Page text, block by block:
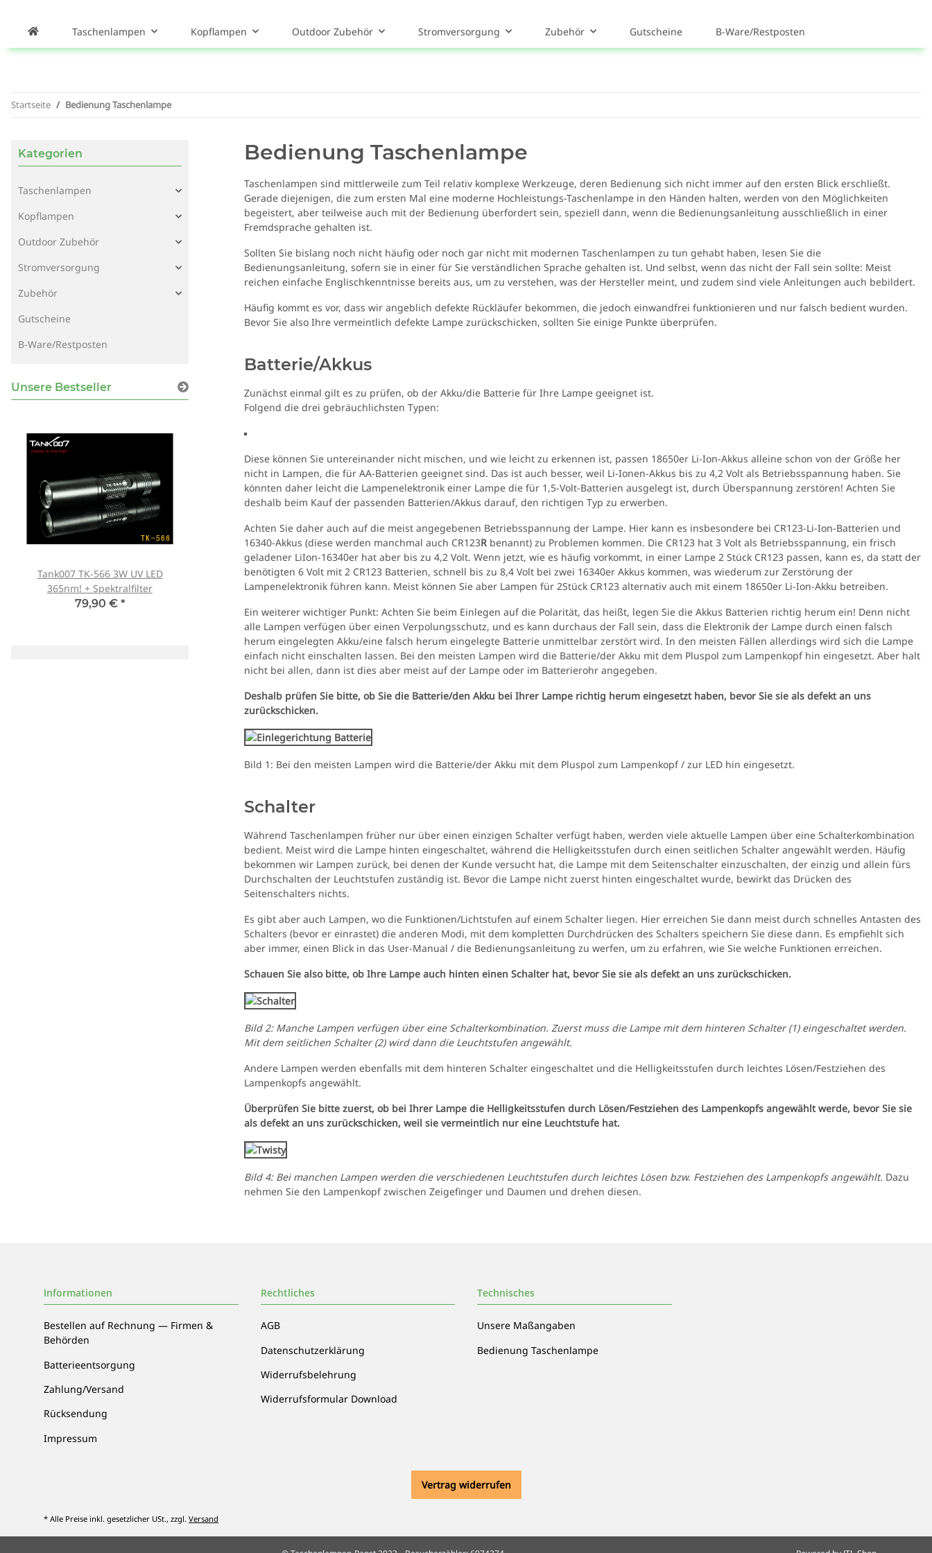
Taschenlampen Kopflampen Outdoor Zubehör Stromversorgung Zubehör Gutscheine B-Ware/Restposten
Startseite Bedienung Taschenlampe
Bedienung Taschenlampe
Taschenlampen sind mittlerweile zum Teil relativ komplexe Werkzeuge, deren Bedienung sich nicht immer auf den ersten Blick erschließt.
Gerade diejenigen, die zum ersten Mal eine moderne Hochleistungs-Taschenlampe in den Händen halten, werden von den Möglichkeiten
begeistert, aber teilweise auch mit der Bedienung überfordert sein, speziell dann, wenn die Bedienungsanleitung ausschließlich in einer
Fremdsprache gehalten ist.
Sollten Sie bislang noch nicht häufig oder noch gar nicht mit modernen Taschenlampen zu tun gehabt haben, lesen Sie die
Bedienungsanleitung, sofern sie in einer für Sie verständlichen Sprache gehalten ist. Und selbst, wenn das nicht der Fall sein sollte: Meist
reichen einfache Englischkenntnisse bereits aus, um zu verstehen, was der Hersteller meint, und zudem sind viele Anleitungen auch bebildert.
Häufig kommt es vor, dass wir angeblich defekte Rückläufer bekommen, die jedoch einwandfrei funktionieren und nur falsch bedient wurden.
Bevor Sie also Ihre vermeintlich defekte Lampe zurückschicken, sollten Sie einige Punkte überprüfen.
Batterie/Akkus
Zunächst einmal gilt es zu prüfen, ob der Akku/die Batterie für Ihre Lampe geeignet ist.
Folgend die drei gebräuchlichsten Typen:
Diese können Sie untereinander nicht mischen, und wie leicht zu erkennen ist, passen 18650er Li-Ion-Akkus alleine schon von der Größe her
nicht in Lampen, die für AA-Batterien geeignet sind. Das ist auch besser, weil Li-Ionen-Akkus bis zu 4,2 Volt als Betriebsspannung haben. Sie
könnten daher leicht die Lampenelektronik einer Lampe die für 1,5-Volt-Batterien ausgelegt ist, durch Überspannung zerstören! Achten Sie
deshalb beim Kauf der passenden Batterien/Akkus darauf, den richtigen Typ zu erwerben.
Achten Sie daher auch auf die meist angegebenen Betriebsspannung der Lampe. Hier kann es insbesondere bei CR123-Li-Ion-Batterien und
16340-Akkus (diese werden manchmal auch CR123R benannt) zu Problemen kommen. Die CR123 hat 3 Volt als Betriebsspannung, ein frisch
geladener LiIon-16340er hat aber bis zu 4,2 Volt. Wenn jetzt, wie es häufig vorkommt, in einer Lampe 2 Stück CR123 passen, kann es, da statt der
benötigten 6 Volt mit 2 CR123 Batterien, schnell bis zu 8,4 Volt bei zwei 16340er Akkus kommen, was wiederum zur Zerstörung der
Lampenelektronik führen kann. Meist können Sie aber Lampen für 2Stück CR123 alternativ auch mit einem 18650er Li-Ion-Akku betreiben.
Ein weiterer wichtiger Punkt: Achten Sie beim Einlegen auf die Polarität, das heißt, legen Sie die Akkus Batterien richtig herum ein! Denn nicht
alle Lampen verfügen über einen Verpolungsschutz, und es kann durchaus der Fall sein, dass die Elektronik der Lampe durch einen falsch
herum eingelegten Akku/eine falsch herum eingelegte Batterie unmittelbar zerstört wird. In den meisten Fällen allerdings wird sich die Lampe
einfach nicht einschalten lassen. Bei den meisten Lampen wird die Batterie/der Akku mit dem Pluspol zum Lampenkopf hin eingesetzt. Aber halt
nicht bei allen, dann ist dies aber meist auf der Lampe oder im Batterierohr angegeben.
Deshalb prüfen Sie bitte, ob Sie die Batterie/den Akku bei Ihrer Lampe richtig herum eingesetzt haben, bevor Sie sie als defekt an uns
zurückschicken.
Bild 1: Bei den meisten Lampen wird die Batterie/der Akku mit dem Pluspol zum Lampenkopf / zur LED hin eingesetzt.
Schalter
Während Taschenlampen früher nur über einen einzigen Schalter verfügt haben, werden viele aktuelle Lampen über eine Schalterkombination
bedient. Meist wird die Lampe hinten eingeschaltet, während die Helligkeitsstufen durch einen seitlichen Schalter angewählt werden. Häufig
bekommen wir Lampen zurück, bei denen der Kunde versucht hat, die Lampe mit dem Seitenschalter einzuschalten, der einzig und allein fürs
Durchschalten der Leuchtstufen zuständig ist. Bevor die Lampe nicht zuerst hinten eingeschaltet wurde, bewirkt das Drücken des
Seitenschalters nichts.
Es gibt aber auch Lampen, wo die Funktionen/Lichtstufen auf einem Schalter liegen. Hier erreichen Sie dann meist durch schnelles Antasten des
Schalters (bevor er einrastet) die anderen Modi, mit dem kompletten Durchdrücken des Schalters speichern Sie diese dann. Es empfiehlt sich
aber immer, einen Blick in das User-Manual / die Bedienungsanleitung zu werfen, um zu erfahren, wie Sie welche Funktionen erreichen.
Schauen Sie also bitte, ob Ihre Lampe auch hinten einen Schalter hat, bevor Sie sie als defekt an uns zurückschicken.
Bild 2: Manche Lampen verfügen über eine Schalterkombination. Zuerst muss die Lampe mit dem hinteren Schalter (1) eingeschaltet werden.
Mit dem seitlichen Schalter (2) wird dann die Leuchtstufen angewählt.
Andere Lampen werden ebenfalls mit dem hinteren Schalter eingeschaltet und die Helligkeitsstufen durch leichtes Lösen/Festziehen des
Lampenkopfs angewählt.
Überprüfen Sie bitte zuerst, ob bei Ihrer Lampe die Helligkeitsstufen durch Lösen/Festziehen des Lampenkopfs angewählt werde, bevor Sie sie
als defekt an uns zurückschicken, weil sie vermeintlich nur eine Leuchtstufe hat.
Bild 4: Bei manchen Lampen werden die verschiedenen Leuchtstufen durch leichtes Lösen bzw. Festziehen des Lampenkopfs angewählt. Dazu
nehmen Sie den Lampenkopf zwischen Zeigefinger und Daumen und drehen diesen.
Kategorien
Taschenlampen
Kopflampen
Outdoor Zubehör
Stromversorgung
Zubehör
Gutscheine
B-Ware/Restposten
Unsere Bestseller
Tank007 TK-566 3W UV LED
365nm! + Spektralfilter
79,90 € *
Schutzbrille Sablux mit UV-
Schutz nach CE-EN166
Tank007 TK-566 3W UV LED
365nm! + Spektralfilter
Schutzbrille Sablux mit UV-
Schutz nach CE-EN166
Informationen
Bestellen auf Rechnung — Firmen &
Behörden
Batterieentsorgung
Zahlung/Versand
Rücksendung
Impressum
Rechtliches
AGB
Datenschutzerklärung
Widerrufsbelehrung
Widerrufsformular Download
Technisches
Unsere Maßangaben
Bedienung Taschenlampe
Vertrag widerrufen
* Alle Preise inkl. gesetzlicher USt., zzgl. Versand